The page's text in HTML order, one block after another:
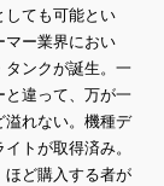
しても可能とい
マー業界におい
ンクが誕生。一
違って、万が一
れない。機種デ
トが取得済み。
ど購入する者が